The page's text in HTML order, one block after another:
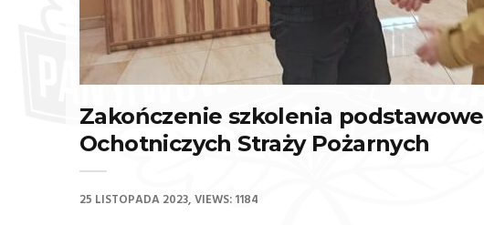
Zakończenie szkolenia
Ochotniczych Straży Pożarnych
25 LISTOPADA 2023 VIEWS: 1184